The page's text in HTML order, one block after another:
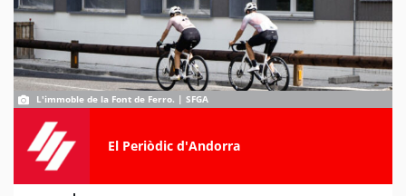
L'immoble de la Font de Ferro. | SFGA
El Periòdic d'Andorra